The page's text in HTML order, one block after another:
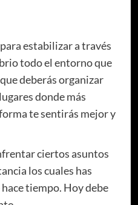
estabilizar a través
todo el entorno que
deberás organizar
donde más
te sentirás mejor y
ciertos asuntos
los cuales has
tiempo. Hoy debe